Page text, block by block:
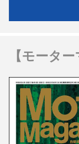
【モータ